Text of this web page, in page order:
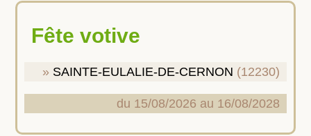
Fête votive
SAINTE-EULALIE-DE-CERNON (12230)
du 15/08/2026 au 16/08/2028